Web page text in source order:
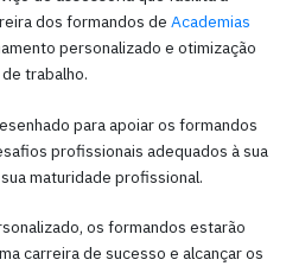
dos formandos de Academias
personalizado e otimização
trabalho.
para apoiar os formandos
profissionais adequados à sua
maturidade profissional.
os formandos estarão
carreira de sucesso e alcançar os